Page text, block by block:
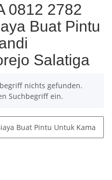
0812 2782
Buat Pintu
Salatiga
nichts gefunden.
Suchbegriff ein.